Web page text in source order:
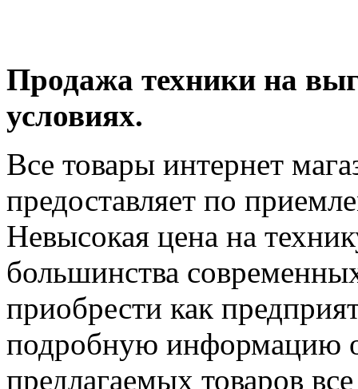
Продажа техники на
условиях.
Все товары интернет
предоставляет по
Невысокая цена на
большинства
приобрести как
подробную информацию о
предлагаемых товаров